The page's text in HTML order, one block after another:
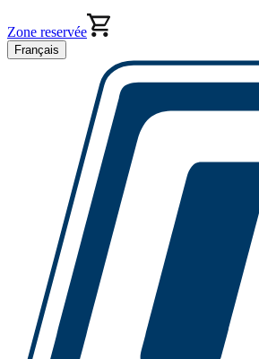
Zone reservée
Français